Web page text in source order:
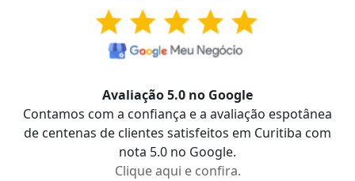
Avaliação 5.0 no Google
Contamos com a confiança e a avaliação espotânea
de centenas de clientes satisfeitos em Curitiba com
nota 5.0 no Google.
Clique aqui e confira.